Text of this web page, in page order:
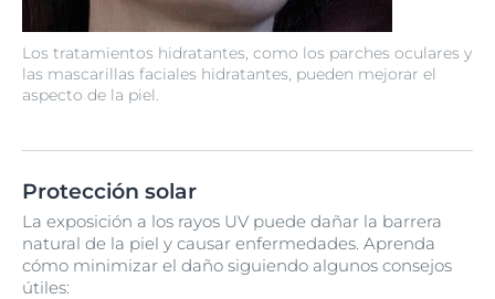
Los tratamientos hidratantes, como los parches oculares y
las mascarillas faciales hidratantes, pueden mejorar el
aspecto de la piel.
Protección solar
La exposición a los rayos UV puede dañar la barrera
natural de la piel y causar enfermedades. Aprenda
cómo minimizar el daño siguiendo algunos consejos
útiles: